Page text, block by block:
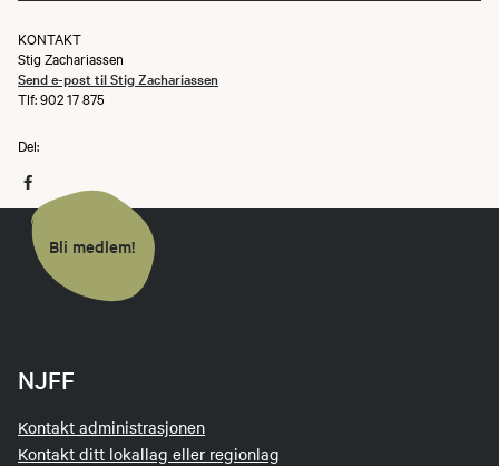
KONTAKT
Stig Zachariassen
Send e-post til Stig Zachariassen
Tlf: 902 17 875
Del:
Bli medlem!
NJFF
Kontakt administrasjonen
Kontakt ditt lokallag eller regionlag